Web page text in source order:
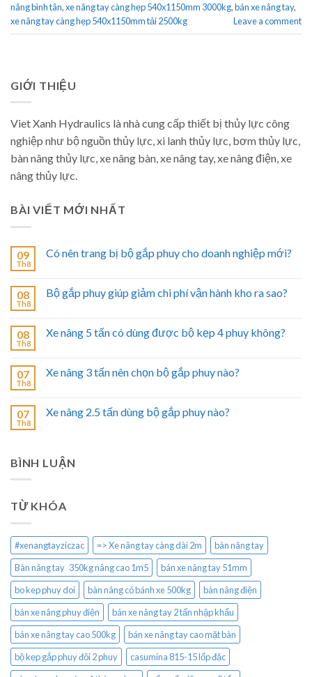
nâng bình tân,xe nâng tay càng hẹp 540x1150mm 3000kg,bán xe nâng tay,
xe nâng tay càng hẹp 540x1150mm tải 2500kg
Leave a comment
GIỚI THIỆU
Viet Xanh Hydraulics là nhà cung cấp thiết bị thủy lực công
nghiệp như bộ nguồn thủy lực, xi lanh thủy lực, bơm thủy lực,
bàn nâng thủy lực, xe nâng bàn, xe nâng tay, xe nâng điện, xe
nâng thủy lực.
BÀI VIẾT MỚI NHẤT
09
Th8
Có nên trang bị bộ gắp phuy cho doanh nghiệp mới?
08
Th8
Bộ gắp phuy giúp giảm chi phí vận hành kho ra sao?
08
Th8
Xe nâng 5 tấn có dùng được bộ kẹp 4 phuy không?
07
Th8
Xe nâng 3 tấn nên chọn bộ gắp phuy nào?
07
Th8
Xe nâng 2.5 tấn dùng bộ gắp phuy nào?
BÌNH LUẬN
TỪ KHÓA
#xenangtayziczac => Xe nâng tay càng dài 2m
bàn nâng tay
Bàn nâng tay 350kg nâng cao 1m5
bán xe nâng tay 51mm
bo kep phuy doi
bàn nâng có bánh xe 500kg
bàn nâng điện
bán xe nâng phuy điện
bán xe nâng tay 2 tấn nhập khẩu
bán xe nâng tay cao 500kg
bán xe nâng tay cao mặt bàn
bộ kẹp gắp phuy đôi 2 phuy
casumina 815-15 lốp đặc